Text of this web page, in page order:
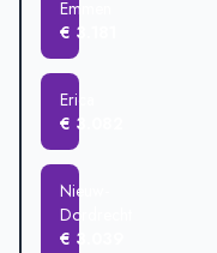
Emmen
€ 3.181
Erica
€ 3.082
Nieuw-
Dordrecht
€ 3.039